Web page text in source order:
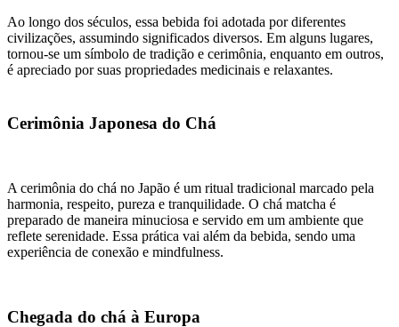
Ao longo dos séculos, essa bebida foi adotada por diferentes
civilizações, assumindo significados diversos. Em alguns lugares,
tornou-se um símbolo de tradição e cerimônia, enquanto em outros,
é apreciado por suas propriedades medicinais e relaxantes.
Cerimônia Japonesa do Chá
A cerimônia do chá no Japão é um ritual tradicional marcado pela
harmonia, respeito, pureza e tranquilidade. O chá matcha é
preparado de maneira minuciosa e servido em um ambiente que
reflete serenidade. Essa prática vai além da bebida, sendo uma
experiência de conexão e mindfulness.
Chegada do chá à Europa